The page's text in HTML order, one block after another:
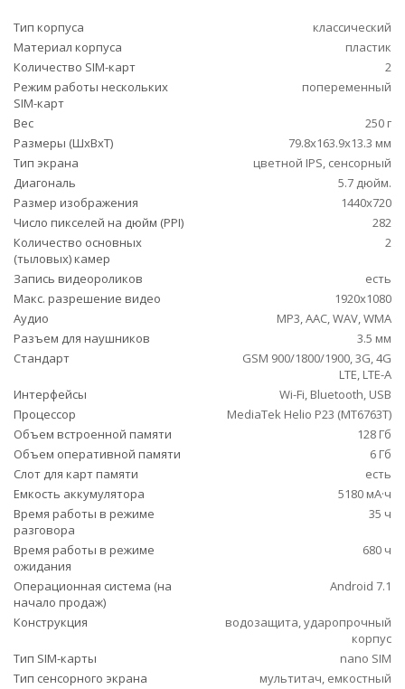
Тип корпуса
классический
Материал корпуса
пластик
Количество SIM-карт
2
Режим работы нескольких
SIM-карт
попеременный
Вес
250 г
Размеры (ШxВxТ)
79.8x163.9x13.3 мм
Тип экрана
цветной IPS, сенсорный
Диагональ
5.7 дюйм.
Размер изображения
1440x720
Число пикселей на дюйм (PPI)
282
Количество основных
(тыловых) камер
2
Запись видеороликов
есть
Макс. разрешение видео
1920x1080
Аудио
MP3, AAC, WAV, WMA
Разъем для наушников
3.5 мм
Стандарт
GSM 900/1800/1900, 3G, 4G
LTE, LTE-A
Интерфейсы
Wi-Fi, Bluetooth, USB
Процессор
MediaTek Helio P23 (MT6763T)
Объем встроенной памяти
128 Гб
Объем оперативной памяти
6 Гб
Слот для карт памяти
есть
Емкость аккумулятора
5180 мА·ч
Время работы в режиме
разговора
35 ч
Время работы в режиме
ожидания
680 ч
Операционная система (на
начало продаж)
Android 7.1
Конструкция
водозащита, ударопрочный
корпус
Тип SIM-карты
nano SIM
Тип сенсорного экрана
мультитач, емкостный